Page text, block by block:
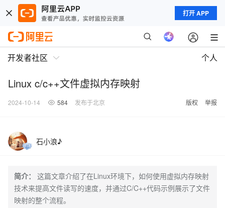
打开 APP
开发者社区 个人
Linux c/c++文件虚拟内存映射
2024-10-14 584 发布于北京 版权 举报
石小浪♪
简介：
这篇文章介绍了在Linux环境下，如何使用虚拟内存映射
技术来提高文件读写的速度，并通过C/C++代码示例展示了文件
映射的整个流程。